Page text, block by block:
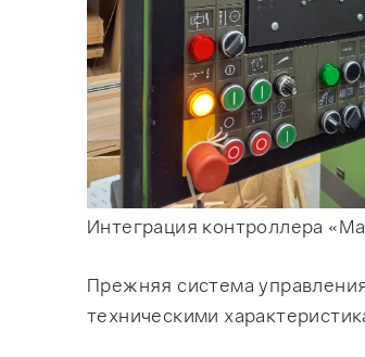
Интеграция контроллера
Прежняя система
техническими